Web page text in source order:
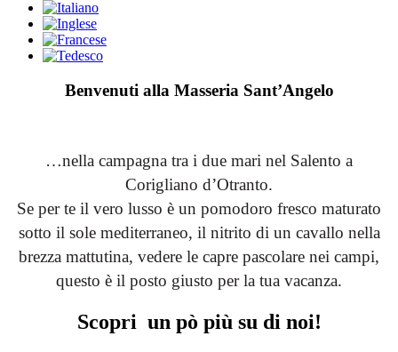
Benvenuti alla Masseria Sant’Angelo
…nella campagna tra i due mari nel Salento a
Corigliano d’Otranto.
Se per te il vero lusso è un pomodoro fresco maturato
sotto il sole mediterraneo, il nitrito di un cavallo nella
brezza mattutina, vedere le capre pascolare nei campi,
questo è il posto giusto per la tua vacanza.
Scopri un pò più su di noi!